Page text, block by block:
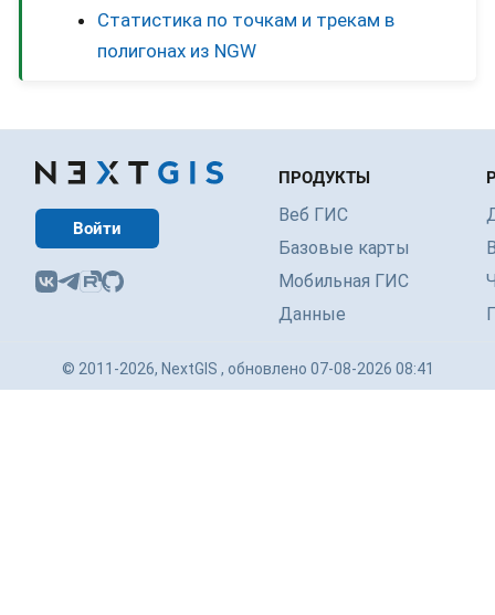
Статистика по точкам и трекам в
полигонах из NGW
Войти
ПРОДУКТЫ
Веб ГИС
Базовые карты
Мобильная ГИС
Данные
© 2011-2026, NextGIS , обновлено 07-08-2026 08:41